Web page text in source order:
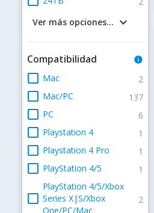
keyboard_arrow_down
Ver más opciones...
Compatibilidad info
check_box_outline_blank Mac 2
check_box_outline_blank Mac/PC 137
check_box_outline_blank PC 6
check_box_outline_blank Playstation 4 1
check_box_outline_blank Playstation 4 Pro 1
check_box_outline_blank PlayStation 4/5 1
check_box_outline_blank
PlayStation 4/5/Xbox
Series X|S/Xbox
One/PC/Mac
2